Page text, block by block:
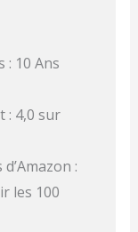
: 10 Ans
: 4,0 sur
:
les 100